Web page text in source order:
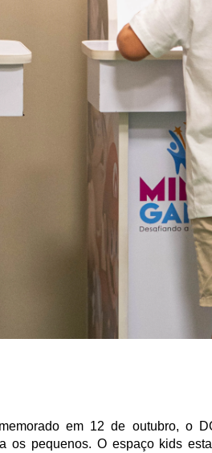
em 12 de outubro, o
os pequenos. O espaço kids